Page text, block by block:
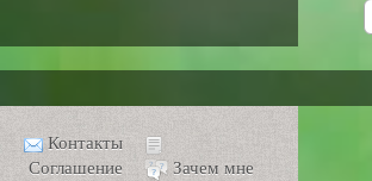
Контакты
Соглашение
Зачем мне